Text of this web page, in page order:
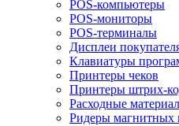
POS-компьютеры
POS-мониторы
POS-терминалы
Дисплеи
Клавиатуры
Принтеры чеков
Принтеры штрих-
Расходные
Ридеры магнитных